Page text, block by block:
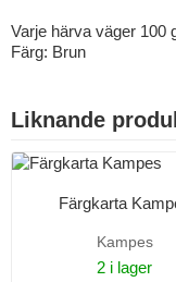
Varje härva väger 100
Färg: Brun
Liknande
Färgkarta
Kampes
2 i lager